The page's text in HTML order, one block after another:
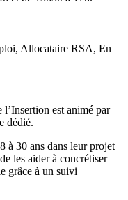
Allocataire RSA, En
est animé par
dédié.
à 30 ans dans leur projet
les aider à concrétiser
grâce à un suivi